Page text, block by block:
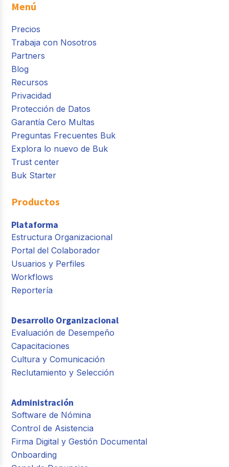
Menú
Precios
Trabaja con Nosotros
Partners
Blog
Recursos
Privacidad
Protección de Datos
Garantía Cero Multas
Preguntas Frecuentes Buk
Explora lo nuevo de Buk
Trust center
Buk Starter
Productos
Plataforma
Estructura Organizacional
Portal del Colaborador
Usuarios y Perfiles
Workflows
Reportería
Desarrollo Organizacional
Evaluación de Desempeño
Capacitaciones
Cultura y Comunicación
Reclutamiento y Selección
Administración
Software de Nómina
Control de Asistencia
Firma Digital y Gestión Documental
Onboarding